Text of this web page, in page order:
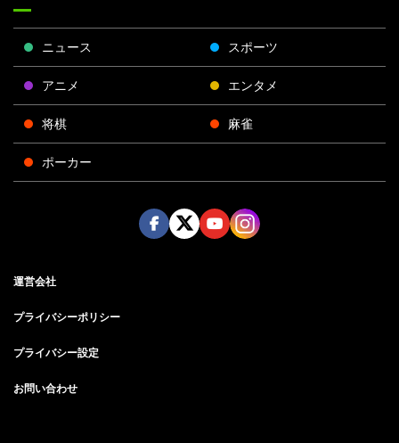
ニュース スポーツ
アニメ エンタメ
将棋 麻雀
ポーカー
運営会社
プライバシーポリシー
プライバシー設定
お問い合わせ